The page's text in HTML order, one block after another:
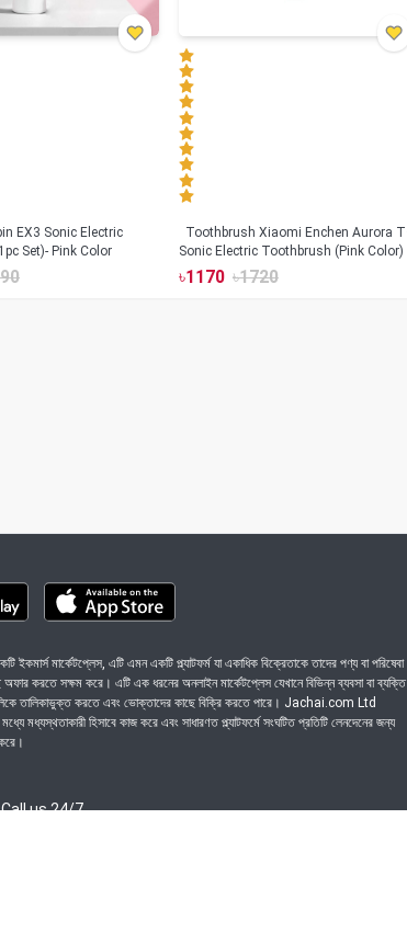
Set)- Pink Color
Toothbrush Xiaomi Enchen Aurora T+
Sonic Electric Toothbrush (Pink Color)
৳1170 ৳1720
মার্কেটপ্লেস, এটি এমন একটি প্ল্যাটফর্ম যা একাধিক বিক্রেতাকে তাদের পণ্য বা পরিষেবা
অফার করতে সক্ষম করে। এটি এক ধরনের অনলাইন মার্কেটপ্লেস যেখানে বিভিন্ন ব্যবসা বা ব্যক্তি
তালিকাভুক্ত করতে এবং ভোক্তাদের কাছে বিক্রি করতে পারে। Jachai.com Ltd
মধ্যস্থতাকারী হিসাবে কাজ করে এবং সাধারণত প্ল্যাটফর্মে সংঘটিত প্রতিটি লেনদেনের জন্য
us 24/7